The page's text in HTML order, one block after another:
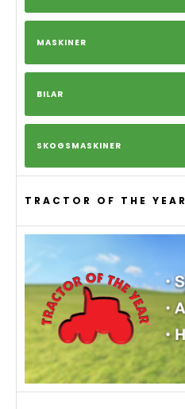
MASKINER
BILAR
SKOGSMASKINER
TRACTOR OF THE YEAR